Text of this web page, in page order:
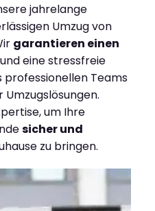
jahrelange
Umzug von
garantieren einen
und eine stressfreie
professionellen Teams
um Ihre
sicher und
zu bringen.